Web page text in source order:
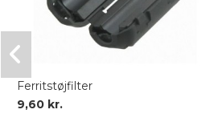
Ferritstøjfilter
9,60 kr.